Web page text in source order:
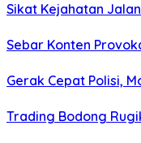
Sikat Kejahatan
Sebar Konten
Gerak Cepat Polisi,
Trading Bodong